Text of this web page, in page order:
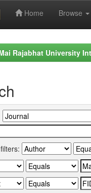
Home Browse
Rajabhat University